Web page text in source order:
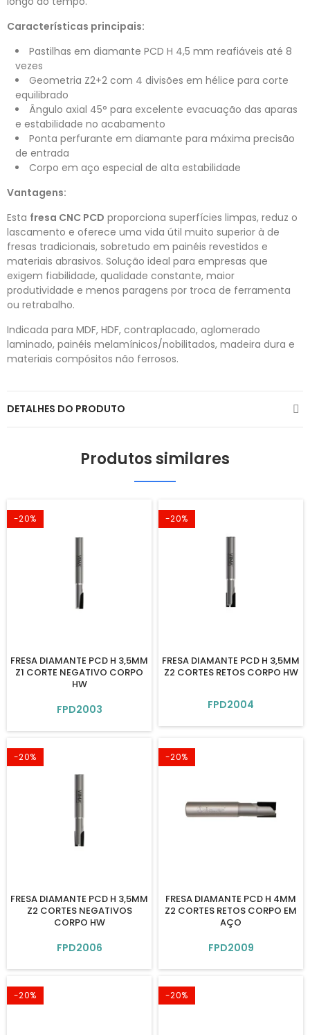
Características principais:
Pastilhas em diamante PCD H 4,5 mm reafiáveis até 8
vezes
Geometria Z2+2 com 4 divisões em hélice para corte
equilibrado
Ângulo axial 45° para excelente evacuação das aparas
e estabilidade no acabamento
Ponta perfurante em diamante para máxima precisão
de entrada
Corpo em aço especial de alta estabilidade
Vantagens:
Esta fresa CNC PCD proporciona superfícies limpas, reduz o
lascamento e oferece uma vida útil muito superior à de
fresas tradicionais, sobretudo em painéis revestidos e
materiais abrasivos. Solução ideal para empresas que
exigem fiabilidade, qualidade constante, maior
produtividade e menos paragens por troca de ferramenta
ou retrabalho.
Indicada para MDF, HDF, contraplacado, aglomerado
laminado, painéis melamínicos/nobilitados, madeira dura e
materiais compósitos não ferrosos.
DETALHES DO PRODUTO
Produtos similares
-20%
FRESA DIAMANTE PCD H 3,5MM
Z1 CORTE NEGATIVO CORPO
HW
FPD2003
-20%
FRESA DIAMANTE PCD H 3,5MM
Z2 CORTES RETOS CORPO HW
FPD2004
-20%
FRESA DIAMANTE PCD H 3,5MM
Z2 CORTES NEGATIVOS
CORPO HW
FPD2006
-20%
FRESA DIAMANTE PCD H 4MM
Z2 CORTES RETOS CORPO EM
AÇO
FPD2009
-20% -20%